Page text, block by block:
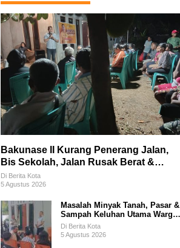
Bakunase II Kurang Penerang Jalan,
Bis Sekolah, Jalan Rusak Berat &
Susah Pupuk Subsidi
Di Berita Kota
5 Agustus 2026
Masalah Minyak Tanah, Pasar &
Sampah Keluhan Utama Warga
Airnona
Di Berita Kota
5 Agustus 2026